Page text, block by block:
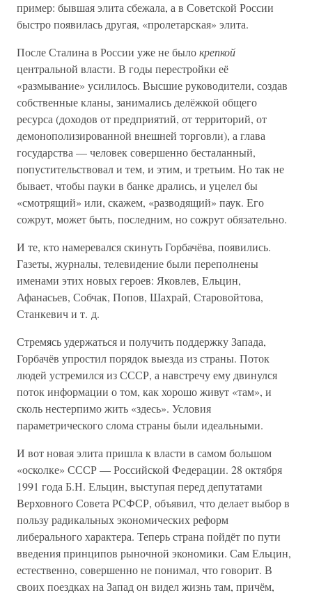
пример: бывшая элита сбежала, а в Советской России
быстро появилась другая, «пролетарская» элита.
После Сталина в России уже не былокрепкой
центральной власти. В годы перестройки её
«размывание» усилилось. Высшие руководители, создав
собственные кланы, занимались делёжкой общего
ресурса (доходов от предприятий, от территорий, от
демонополизированной внешней торговли), а глава
государства — человек совершенно бесталанный,
попустительствовал и тем, и этим, и третьим. Но так не
бывает, чтобы пауки в банке дрались, и уцелел бы
«смотрящий» или, скажем, «разводящий» паук. Его
сожрут, может быть, последним, но сожрут обязательно.
И те, кто намеревался скинуть Горбачёва, появились.
Газеты, журналы, телевидение были переполнены
именами этих новых героев: Яковлев, Ельцин,
Афанасьев, Собчак, Попов, Шахрай, Старовойтова,
Станкевич и т. д.
Стремясь удержаться и получить поддержку Запада,
Горбачёв упростил порядок выезда из страны. Поток
людей устремился из СССР, а навстречу ему двинулся
поток информации о том, как хорошо живут «там», и
сколь нестерпимо жить «здесь». Условия
параметрического слома страны были идеальными.
И вот новая элита пришла к власти в самом большом
«осколке» СССР — Российской Федерации. 28 октября
1991 года Б.Н. Ельцин, выступая перед депутатами
Верховного Совета РСФСР, объявил, что делает выбор в
пользу радикальных экономических реформ
либерального характера. Теперь страна пойдёт по пути
введения принципов рыночной экономики. Сам Ельцин,
естественно, совершенно не понимал, что говорит. В
своих поездках на Запад он видел жизнь там, причём,